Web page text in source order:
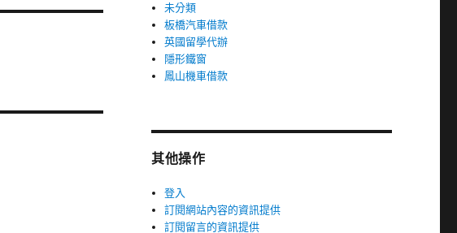
未分類
板橋汽車借款
英國留學代辦
隱形鐵窗
鳳山機車借款
其他操作
登入
訂閱網站內容的資訊提供
訂閱留言的資訊提供